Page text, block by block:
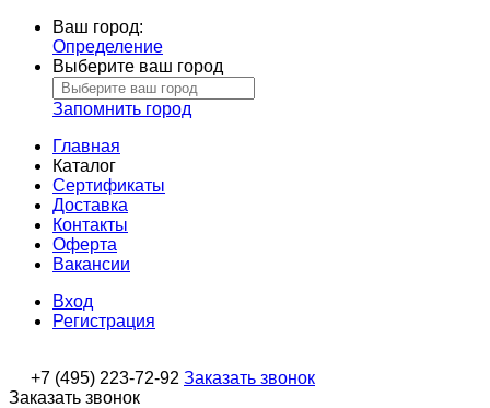
Ваш город:
Определение
Выберите ваш город
Запомнить город
Главная
Каталог
Сертификаты
Доставка
Контакты
Оферта
Вакансии
Вход
Регистрация
+7 (495) 223-72-92 Заказать звонок
Заказать звонок